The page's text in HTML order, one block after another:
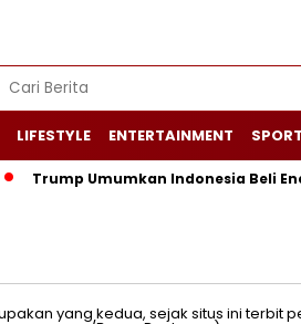
LIFESTYLE ENTERTAINMENT SPORT
Trump Umumkan Indonesia Beli